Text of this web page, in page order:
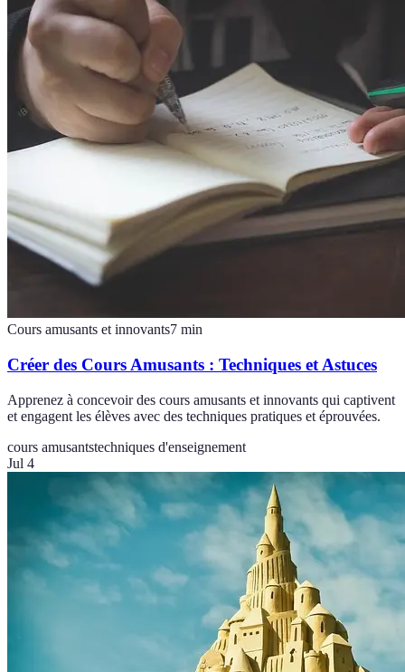
Cours amusants et innovants7 min
Créer des Cours Amusants : Techniques et Astuces
Apprenez à concevoir des cours amusants et innovants qui captivent
et engagent les élèves avec des techniques pratiques et éprouvées.
cours amusantstechniques d'enseignement
Jul 4